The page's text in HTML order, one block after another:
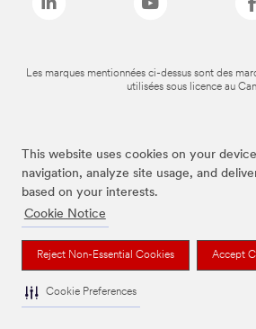
This website uses cookies on your
navigation, analyze site usage, and
based on your interests.
Cookie Notice
Reject Non-Essential Cookies Accept
Cookie Preferences
Les marques mentionnées ci-dessus sont des
utilisées sous licence au